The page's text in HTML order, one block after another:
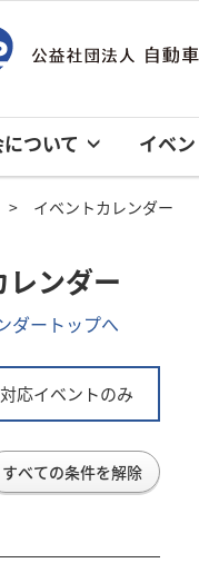
ついて イベ
イベントカレンダー
ンダー
ダートップへ
応イベントのみ
すべての条件を解除